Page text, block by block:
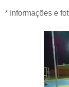
* Informações e